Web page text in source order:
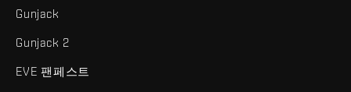
Gunjack
Gunjack 2
EVE 팬페스트